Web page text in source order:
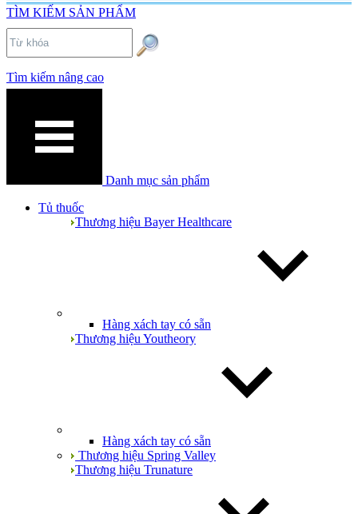
TÌM KIẾM SẢN PHẨM
Tìm kiếm nâng cao
Danh mục sản phẩm
Tủ thuốc
Thương hiệu Bayer Healthcare
Hàng xách tay có sẵn
Thương hiệu Youtheory
Hàng xách tay có sẵn
Thương hiệu Spring Valley
Thương hiệu Trunature